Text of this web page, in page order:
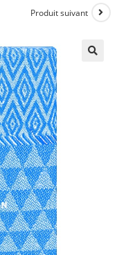
Produit suivant